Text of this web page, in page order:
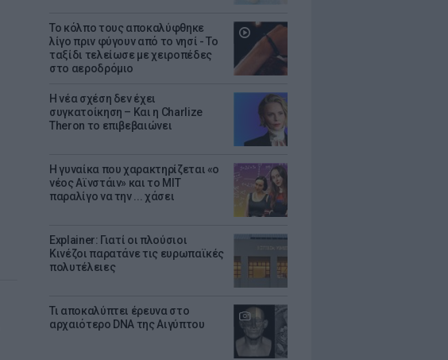
Το κόλπο τους αποκαλύφθηκε
λίγο πριν φύγουν από το νησί - Το
ταξίδι τελείωσε με χειροπέδες
στο αεροδρόμιο
Η νέα σχέση δεν έχει
συγκατοίκηση – Και η Charlize
Theron το επιβεβαιώνει
Η γυναίκα που χαρακτηρίζεται «ο
νέος Αϊνστάιν» και το MIT
παραλίγο να την ... χάσει
Explainer: Γιατί οι πλούσιοι
Κινέζοι παρατάνε τις ευρωπαϊκές
πολυτέλειες
Τι αποκαλύπτει έρευνα στο
αρχαιότερο DNA της Αιγύπτου